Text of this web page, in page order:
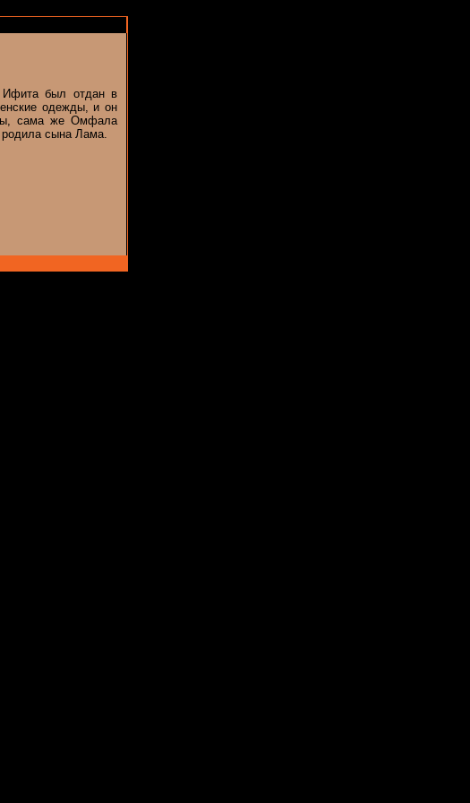
Ифита был отдан в
одежды, и он
сама же Омфала
родила сына Лама.